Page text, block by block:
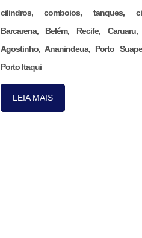
cilindros, comboios, tanques,
Barcarena, Belém, Recife,
Agostinho, Ananindeua, Porto
Porto Itaqui
LEIA MAIS